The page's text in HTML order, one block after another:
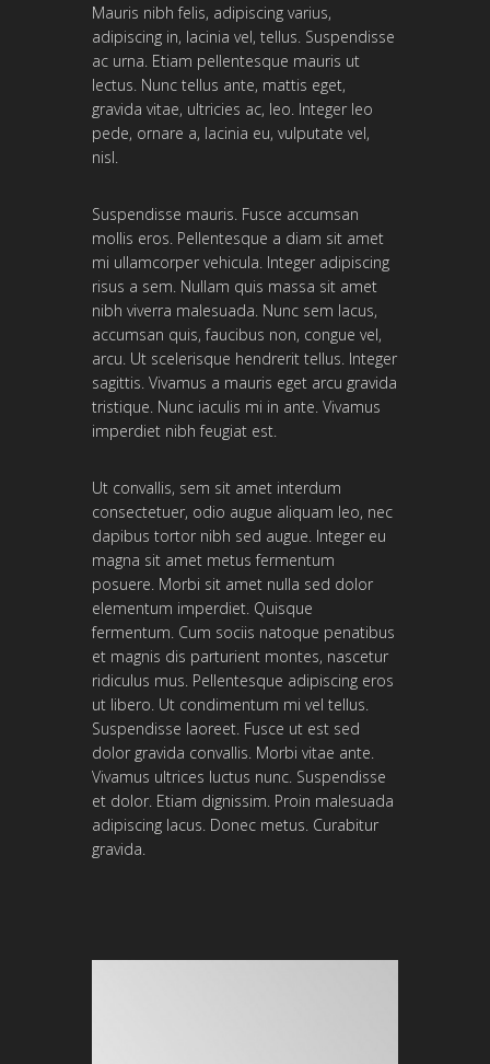
Mauris nibh felis, adipiscing varius,
adipiscing in, lacinia vel, tellus. Suspendisse
ac urna. Etiam pellentesque mauris ut
lectus. Nunc tellus ante, mattis eget,
gravida vitae, ultricies ac, leo. Integer leo
pede, ornare a, lacinia eu, vulputate vel,
nisl.
Suspendisse mauris. Fusce accumsan
mollis eros. Pellentesque a diam sit amet
mi ullamcorper vehicula. Integer adipiscing
risus a sem. Nullam quis massa sit amet
nibh viverra malesuada. Nunc sem lacus,
accumsan quis, faucibus non, congue vel,
arcu. Ut scelerisque hendrerit tellus. Integer
sagittis. Vivamus a mauris eget arcu gravida
tristique. Nunc iaculis mi in ante. Vivamus
imperdiet nibh feugiat est.
Ut convallis, sem sit amet interdum
consectetuer, odio augue aliquam leo, nec
dapibus tortor nibh sed augue. Integer eu
magna sit amet metus fermentum
posuere. Morbi sit amet nulla sed dolor
elementum imperdiet. Quisque
fermentum. Cum sociis natoque penatibus
et magnis dis parturient montes, nascetur
ridiculus mus. Pellentesque adipiscing eros
ut libero. Ut condimentum mi vel tellus.
Suspendisse laoreet. Fusce ut est sed
dolor gravida convallis. Morbi vitae ante.
Vivamus ultrices luctus nunc. Suspendisse
et dolor. Etiam dignissim. Proin malesuada
adipiscing lacus. Donec metus. Curabitur
gravida.